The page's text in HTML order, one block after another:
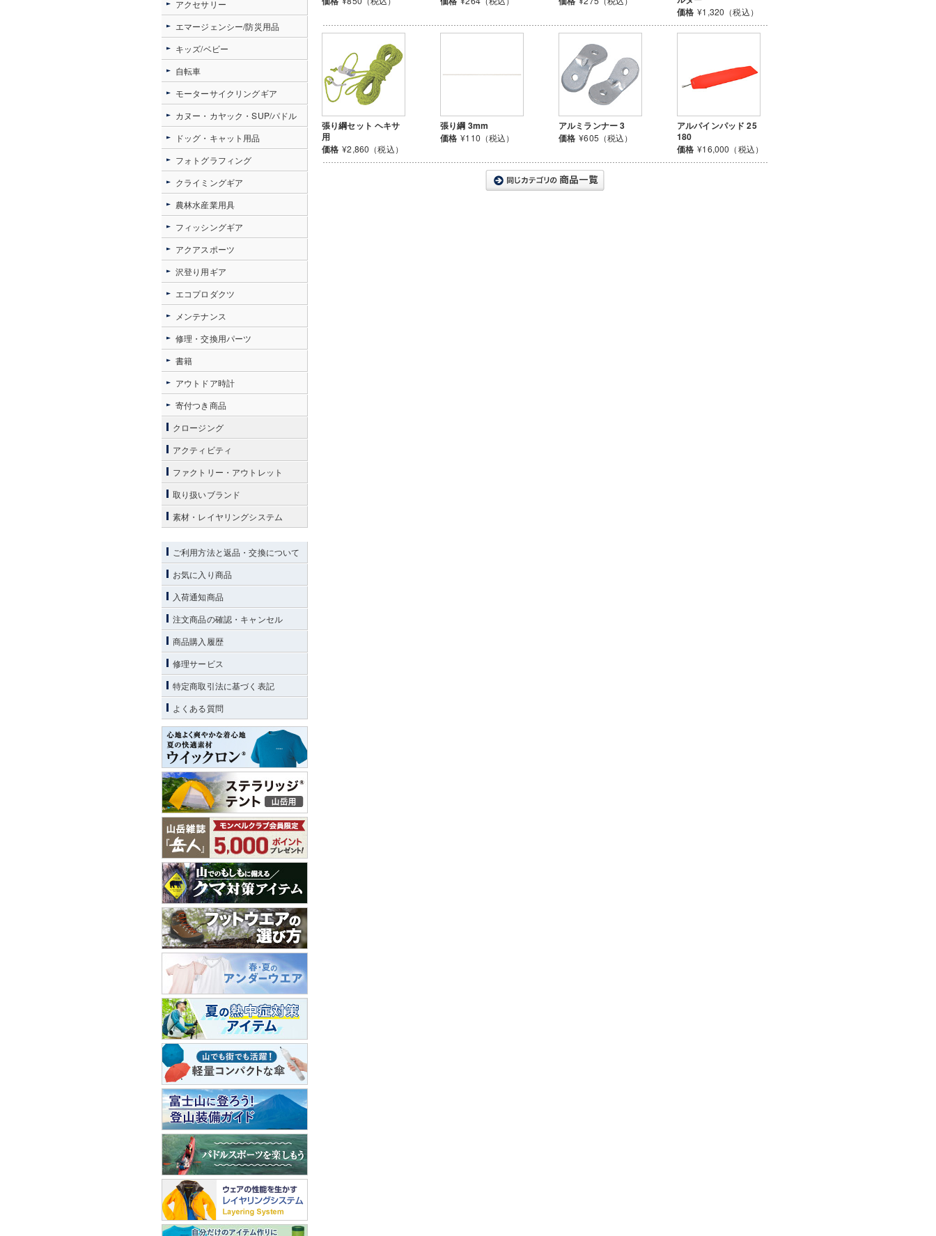
価格 ¥1,320（税込）
張り綱セット ヘキサ
用
価格 ¥2,860（税込）
張り綱 3mm
価格 ¥110（税込）
アルミランナー 3
価格 ¥605（税込）
アルパインパッド 25
180
価格 ¥16,000（税込）
アクセサリー
エマージェンシー/防災用品
キッズ/ベビー
自転車
モーターサイクリングギア
カヌー・カヤック・SUP/パドル
ドッグ・キャット用品
フォトグラフィング
クライミングギア
農林水産業用具
フィッシングギア
アクアスポーツ
沢登り用ギア
エコプロダクツ
メンテナンス
修理・交換用パーツ
書籍
アウトドア時計
寄付つき商品
クロージング
アクティビティ
ファクトリー・アウトレット
取り扱いブランド
素材・レイヤリングシステム
ご利用方法と返品・交換について
お気に入り商品
入荷通知商品
注文商品の確認・キャンセル
商品購入履歴
修理サービス
特定商取引法に基づく表記
よくある質問